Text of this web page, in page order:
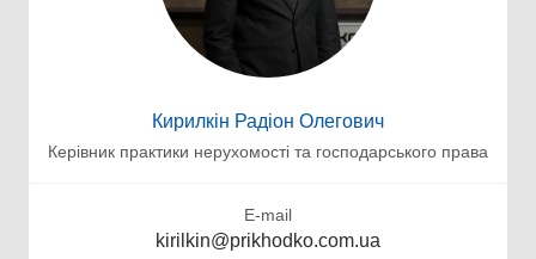
Кирилкін Радіон Олегович
Керівник практики нерухомості та господарського права
E-mail
kirilkin@prikhodko.com.ua